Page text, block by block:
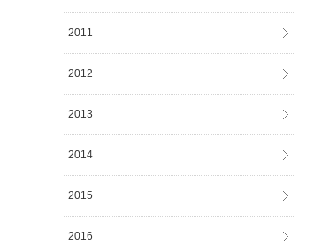
2011
2012
2013
2014
2015
2016